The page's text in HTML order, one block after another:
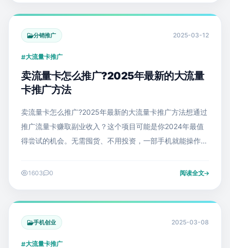
分销推广 2025-03-12
大流量卡推广
卖流量卡怎么推广?2025年最新的大流量
卡推广方法
卖流量卡怎么推广?2025年最新的大流量卡推广方法想通过
推广流量卡赚取副业收入？这个项目可能是你2024年最值
得尝试的机会。无需囤货、不用投资，一部手机就能操作，
用的推广攻略，看完这篇文
1603 0 阅读全文
手机创业 2025-03-08
大流量卡推广